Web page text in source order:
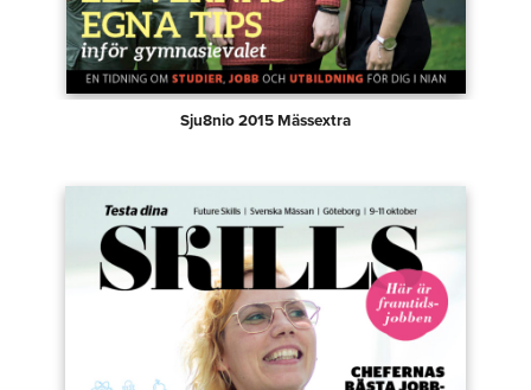
Sju8nio 2015 Mässextra